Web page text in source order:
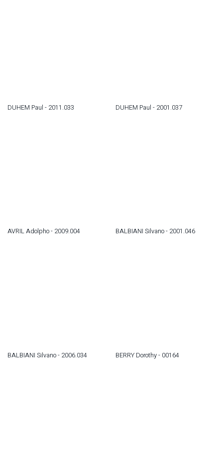
DUHEM Paul - 2011.033 DUHEM Paul - 2001.037
AVRIL Adolpho - 2009.004 BALBIANI Silvano - 2001.046
BALBIANI Silvano - 2006.034 BERRY Dorothy - 00164